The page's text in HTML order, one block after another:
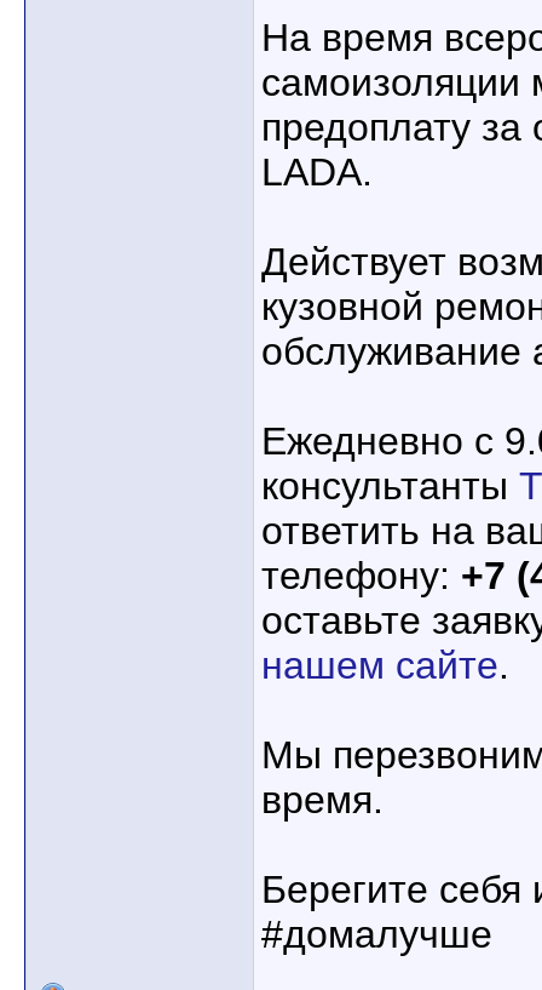
На время
самоизоляции
предоплату
LADA.
Действует
кузовной
обслуживание
Ежедневно с
консультанты
ответить на
телефону: +7
оставьте
нашем сайте.
Мы
время.
Берегите себя
#домалучше